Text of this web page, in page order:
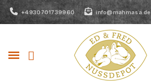
+4930701739960 info@mahmasa.de